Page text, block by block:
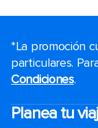
*La promoción
particulares.
Condiciones.
Planea tu